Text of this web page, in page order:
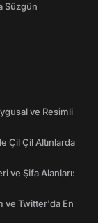
Süzgün
ve Resimli
Çil Çil Altınlarda
ve Şifa Alanları:
ve Twitter'da En